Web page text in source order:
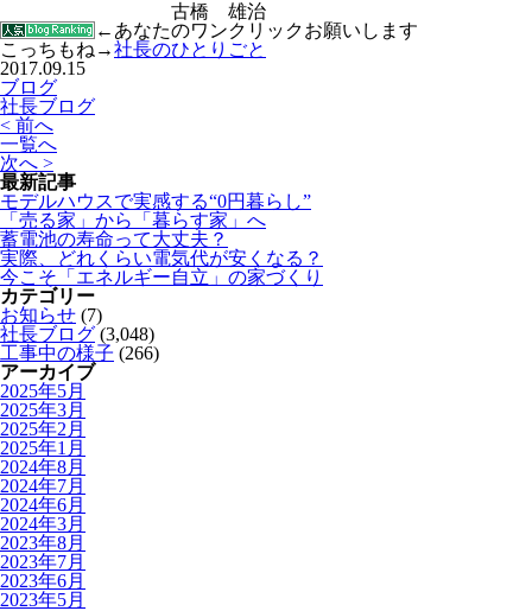
古橋 雄治
←あなたのワンクリックお願いします
こっちもね→社長のひとりごと
2017.09.15
ブログ
社長ブログ
< 前へ
一覧へ
次へ >
最新記事
モデルハウスで実感する“0円暮らし”
「売る家」から「暮らす家」へ
蓄電池の寿命って大丈夫？
実際、どれくらい電気代が安くなる？
今こそ「エネルギー自立」の家づくり
カテゴリー
お知らせ (7)
社長ブログ (3,048)
工事中の様子 (266)
アーカイブ
2025年5月
2025年3月
2025年2月
2025年1月
2024年8月
2024年7月
2024年6月
2024年3月
2023年8月
2023年7月
2023年6月
2023年5月